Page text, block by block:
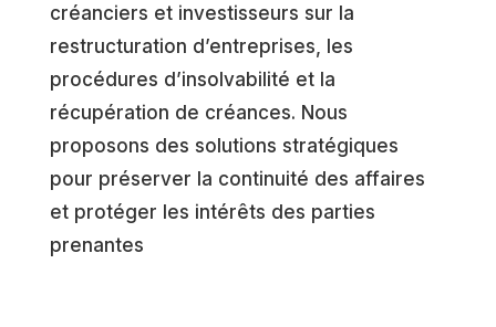
créanciers et investisseurs sur la
restructuration d’entreprises, les
procédures d’insolvabilité et la
récupération de créances. Nous
proposons des solutions stratégiques
pour préserver la continuité des affaires
et protéger les intérêts des parties
prenantes